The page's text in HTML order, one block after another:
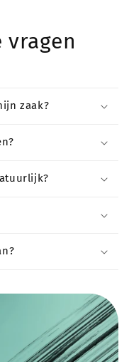
vragen
zaak?